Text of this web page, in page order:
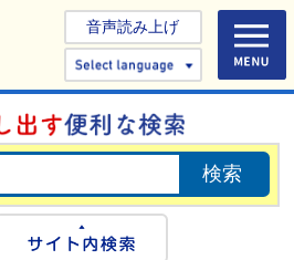
音声読み上げ
Select
Google検索